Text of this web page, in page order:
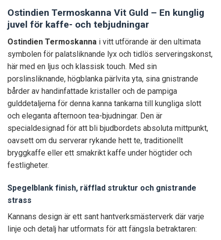
Ostindien Termoskanna Vit Guld – En kunglig
juvel för kaffe- och tebjudningar
Ostindien Termoskanna i vitt utförande är den ultimata
symbolen för palatsliknande lyx och tidlös serveringskonst,
här med en ljus och klassisk touch. Med sin
porslinsliknande, högblanka pärlvita yta, sina gnistrande
bårder av handinfattade kristaller och de pampiga
gulddetaljerna för denna kanna tankarna till kungliga slott
och eleganta afternoon tea-bjudningar. Den är
specialdesignad för att bli bjudbordets absoluta mittpunkt,
oavsett om du serverar rykande hett te, traditionellt
bryggkaffe eller ett smakrikt kaffe under högtider och
festligheter.
Spegelblank finish, räfflad struktur och gnistrande
strass
Kannans design är ett sant hantverksmästerverk där varje
linje och detalj har utformats för att fängsla betraktaren: